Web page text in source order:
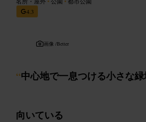
4.3
画像 /Better
“中心地で一息つける小さな
向いている